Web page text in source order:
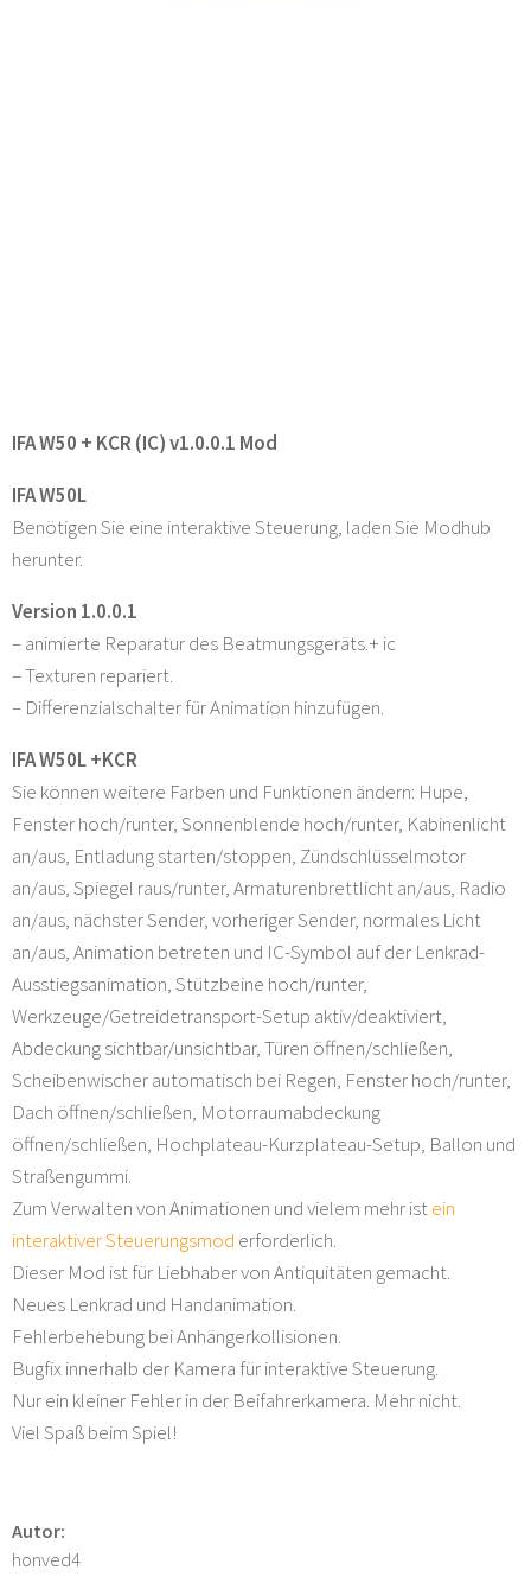
IFA W50 + KCR (IC) v1.0.0.1 Mod
IFA W50L
Benötigen Sie eine interaktive Steuerung, laden Sie Modhub
herunter.
Version 1.0.0.1
– animierte Reparatur des Beatmungsgeräts.+ ic
– Texturen repariert.
– Differenzialschalter für Animation hinzufügen.
IFA W50L +KCR
Sie können weitere Farben und Funktionen ändern: Hupe,
Fenster hoch/runter, Sonnenblende hoch/runter, Kabinenlicht
an/aus, Entladung starten/stoppen, Zündschlüsselmotor
an/aus, Spiegel raus/runter, Armaturenbrettlicht an/aus, Radio
an/aus, nächster Sender, vorheriger Sender, normales Licht
an/aus, Animation betreten und IC-Symbol auf der Lenkrad-
Ausstiegsanimation, Stützbeine hoch/runter,
Werkzeuge/Getreidetransport-Setup aktiv/deaktiviert,
Abdeckung sichtbar/unsichtbar, Türen öffnen/schließen,
Scheibenwischer automatisch bei Regen, Fenster hoch/runter,
Dach öffnen/schließen, Motorraumabdeckung
öffnen/schließen, Hochplateau-Kurzplateau-Setup, Ballon und
Straßengummi.
Zum Verwalten von Animationen und vielem mehr istein
interaktiver Steuerungsmod erforderlich.
Dieser Mod ist für Liebhaber von Antiquitäten gemacht.
Neues Lenkrad und Handanimation.
Fehlerbehebung bei Anhängerkollisionen.
Bugfix innerhalb der Kamera für interaktive Steuerung.
Nur ein kleiner Fehler in der Beifahrerkamera. Mehr nicht.
Viel Spaß beim Spiel!
Autor:
honved4